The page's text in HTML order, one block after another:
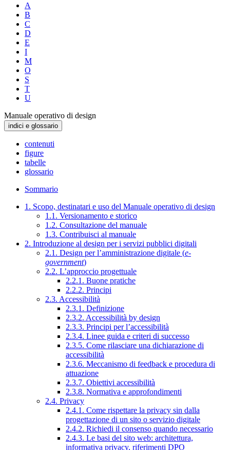
A
B
C
D
E
I
M
O
S
T
U
Manuale operativo di design
indici e glossario
contenuti
figure
tabelle
glossario
Sommario
1. Scopo, destinatari e uso del Manuale operativo di design
1.1. Versionamento e storico
1.2. Consultazione del manuale
1.3. Contribuisci al manuale
2. Introduzione al design per i servizi pubblici digitali
2.1. Design per l’amministrazione digitale (e-
government)
2.2. L’approccio progettuale
2.2.1. Buone pratiche
2.2.2. Principi
2.3. Accessibilità
2.3.1. Definizione
2.3.2. Accessibilità by design
2.3.3. Principi per l’accessibilità
2.3.4. Linee guida e criteri di successo
2.3.5. Come rilasciare una dichiarazione di
accessibilità
2.3.6. Meccanismo di feedback e procedura di
attuazione
2.3.7. Obiettivi accessibilità
2.3.8. Normativa e approfondimenti
2.4. Privacy
2.4.1. Come rispettare la privacy sin dalla
progettazione di un sito o servizio digitale
2.4.2. Richiedi il consenso quando necessario
2.4.3. Le basi del sito web: architettura,
informativa privacy, riferimenti DPO